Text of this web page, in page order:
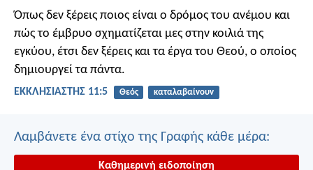
Όπως δεν ξέρεις ποιος είναι ο δρόμος του ανέμου και
πώς το έμβρυο σχηματίζεται μες στην κοιλιά της
εγκύου, έτσι δεν ξέρεις και τα έργα του Θεού, ο οποίος
δημιουργεί τα πάντα.
ΕΚΚΛΗΣΙΑΣΤΗΣ 11:5 Θεός καταλαβαίνουν
Λαμβάνετε ένα στίχο της Γραφής κάθε μέρα:
Καθημερινή ειδοποίηση